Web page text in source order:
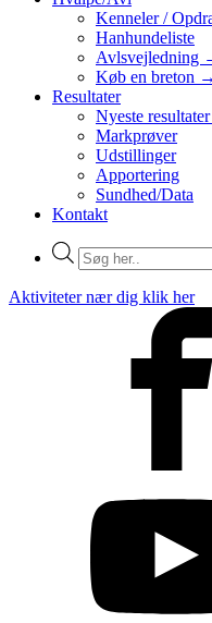
Kenneler /
Hanhundeliste
Avlsvejledning
Køb en breton →
Resultater
Nyeste
Markprøver
Udstillinger
Apportering
Sundhed/Data
Kontakt
Products
search
Aktiviteter nær dig klik her